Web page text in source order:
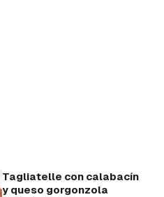
Tagliatelle con calabacín
y queso gorgonzola